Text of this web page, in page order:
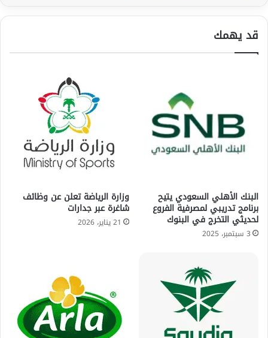
قد يهمك
البنك الأهلي السعودي يتيح
برنامج تدريبي لمصرفية الفروع
لحديثي التخرج في البنوك
3 سبتمبر، 2025
وزارة الرياضة تعلن عن وظائف
شاغرة عبر جدارات
21 يناير، 2026